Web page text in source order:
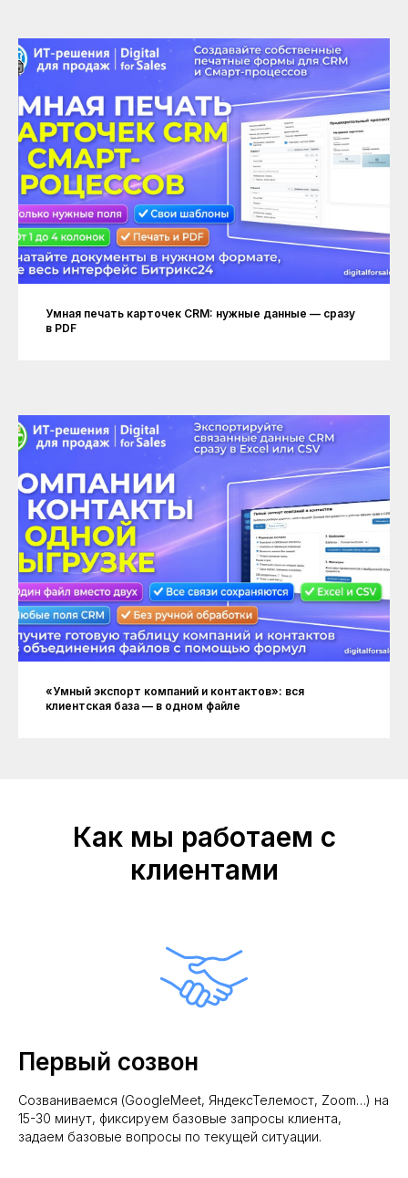
Умная печать карточек CRM: нужные данные — сразу
в PDF
«Умный экспорт компаний и контактов»: вся
клиентская база — в одном файле
Как мы работаем с
клиентами
Первый созвон
Созваниваемся (GoogleMeet, ЯндексТелемост, Zoom…) на
15-30 минут, фиксируем базовые запросы клиента,
задаем базовые вопросы по текущей ситуации.